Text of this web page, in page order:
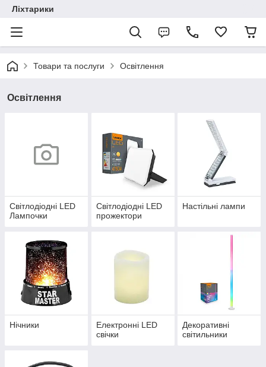
Ліхтарики
Товари та послуги Освітлення
Освітлення
Світлодіодні LED
Лампочки
Світлодіодні LED
прожектори
Настільні лампи
Нічники
Електронні LED
свічки
Декоративні
світильники